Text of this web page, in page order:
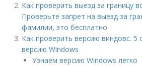
Как проверить выезд за границу
Проверьте запрет на выезд за
фамилии, это бесплатно
Как проверить версию виндовс. 5
версию Windows
Узнаем версию Windows легко